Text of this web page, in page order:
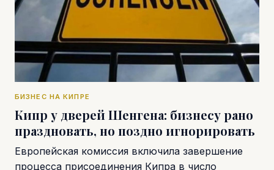
БИЗНЕС НА КИПРЕ
Кипр у дверей Шенгена: бизнесу рано
праздновать, но поздно игнорировать
Европейская комиссия включила завершение
процесса присоединения Кипра в число